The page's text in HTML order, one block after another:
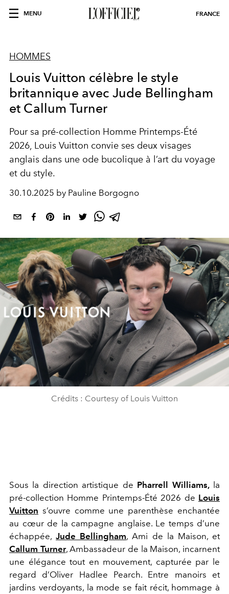
MENU FRANCE
HOMMES
Louis Vuitton célèbre le style
britannique avec Jude Bellingham
et Callum Turner
Pour sa pré-collection Homme Printemps-Été
2026, Louis Vuitton convie ses deux visages
anglais dans une ode bucolique à l’art du voyage
et du style.
30.10.2025 by Pauline Borgogno
Crédits : Courtesy of Louis Vuitton
Sous la direction artistique de Pharrell Williams,la
pré-collection Homme Printemps-Été 2026 de Louis
Vuitton s’ouvre comme une parenthèse enchantée
au cœur de la campagne anglaise. Le temps d’une
échappée,Jude Bellingham, Ami de la Maison, et
Callum Turner, Ambassadeur de la Maison, incarnent
une élégance tout en mouvement, capturée par le
regard d’Oliver Hadlee Pearch. Entre manoirs et
jardins verdoyants, la mode se fait récit, hommage à